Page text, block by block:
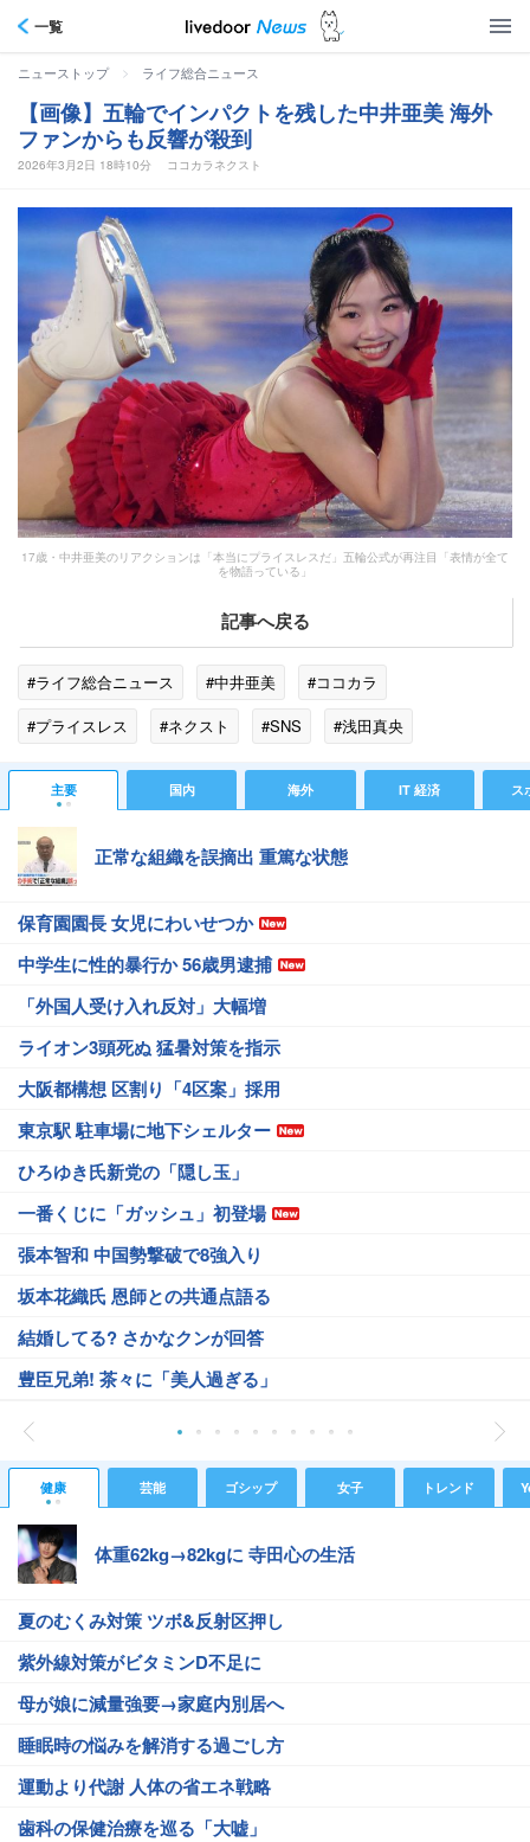
一覧
ニューストップ > ライフ総合ニュース
【画像】五輪でインパクトを残した中井亜美 海外
ファンからも反響が殺到
2026年3月2日 18時10分 ココカラネクスト
17歳・中井亜美のリアクションは「本当にプライスレスだ」五輪公式が再注目「表情が全て
を物語っている」
記事へ戻る
#ライフ総合ニュース #中井亜美
#ココカラ
#プライスレス
#ネクスト #SNS
#浅田真央
#フィギュアスケート
主要 国内 海外 IT 経済 ス
正常な組織を誤摘出 重篤な状態
保育園園長 女児にわいせつか
中学生に性的暴行か 56歳男逮捕
「外国人受け入れ反対」大幅増
ライオン3頭死ぬ 猛暑対策を指示
大阪都構想 区割り「4区案」採用
東京駅 駐車場に地下シェルター
ひろゆき氏新党の「隠し玉」
一番くじに「ガッシュ」初登場
張本智和 中国勢撃破で8強入り
坂本花織氏 恩師との共通点語る
結婚してる? さかなクンが回答
豊臣兄弟! 茶々に「美人過ぎる」
健康 芸能 ゴシップ 女子 トレンド
体重62kg→82kgに 寺田心の生活
夏のむくみ対策 ツボ&反射区押し
紫外線対策がビタミンD不足に
母が娘に減量強要→家庭内別居へ
睡眠時の悩みを解消する過ごし方
運動より代謝 人体の省エネ戦略
歯科の保健治療を巡る「大嘘」